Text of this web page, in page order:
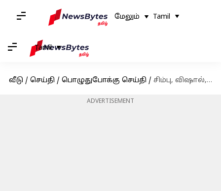
மேலும் Tamil
Tamil
வீடு / செய்தி / பொழுதுபோக்கு செய்தி / சிம்பு, விஷால், அதர்வா உள்ளிட்ட 5 நடிகர்கள் மீது தயாரிப்பாளர்கள் சங்கம் நடவடிக்கை
ADVERTISEMENT